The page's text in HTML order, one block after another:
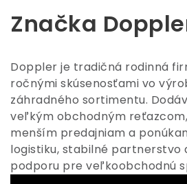
Značka
Doppler je tradičná rodinná
ročnými skúsenosťami vo
záhradného sortimentu.
veľkým obchodným
menším predajniam a
logistiku, stabilné partnerstvo
podporu pre veľkoobchodnú